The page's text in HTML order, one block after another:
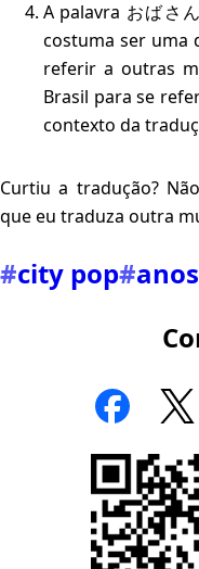
A palavra おばさ
costuma ser uma
referir a outras
Brasil para se
contexto da
Curtiu a tradução?
que eu traduza outra
#city pop#